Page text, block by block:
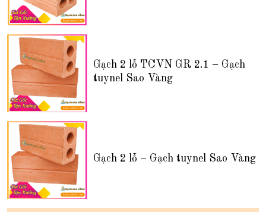
Gạch 2 lỗ TCVN GR 2.1 – Gạch
tuynel Sao Vàng
Gạch 2 lỗ – Gạch tuynel Sao Vàng